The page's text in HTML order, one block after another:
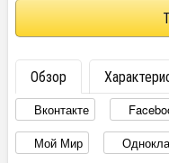
Обзор
Вконтакте
Мой Мир